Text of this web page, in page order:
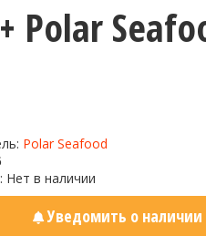
Polar
Polar Seafood
Нет в наличии
Уведомить о наличии